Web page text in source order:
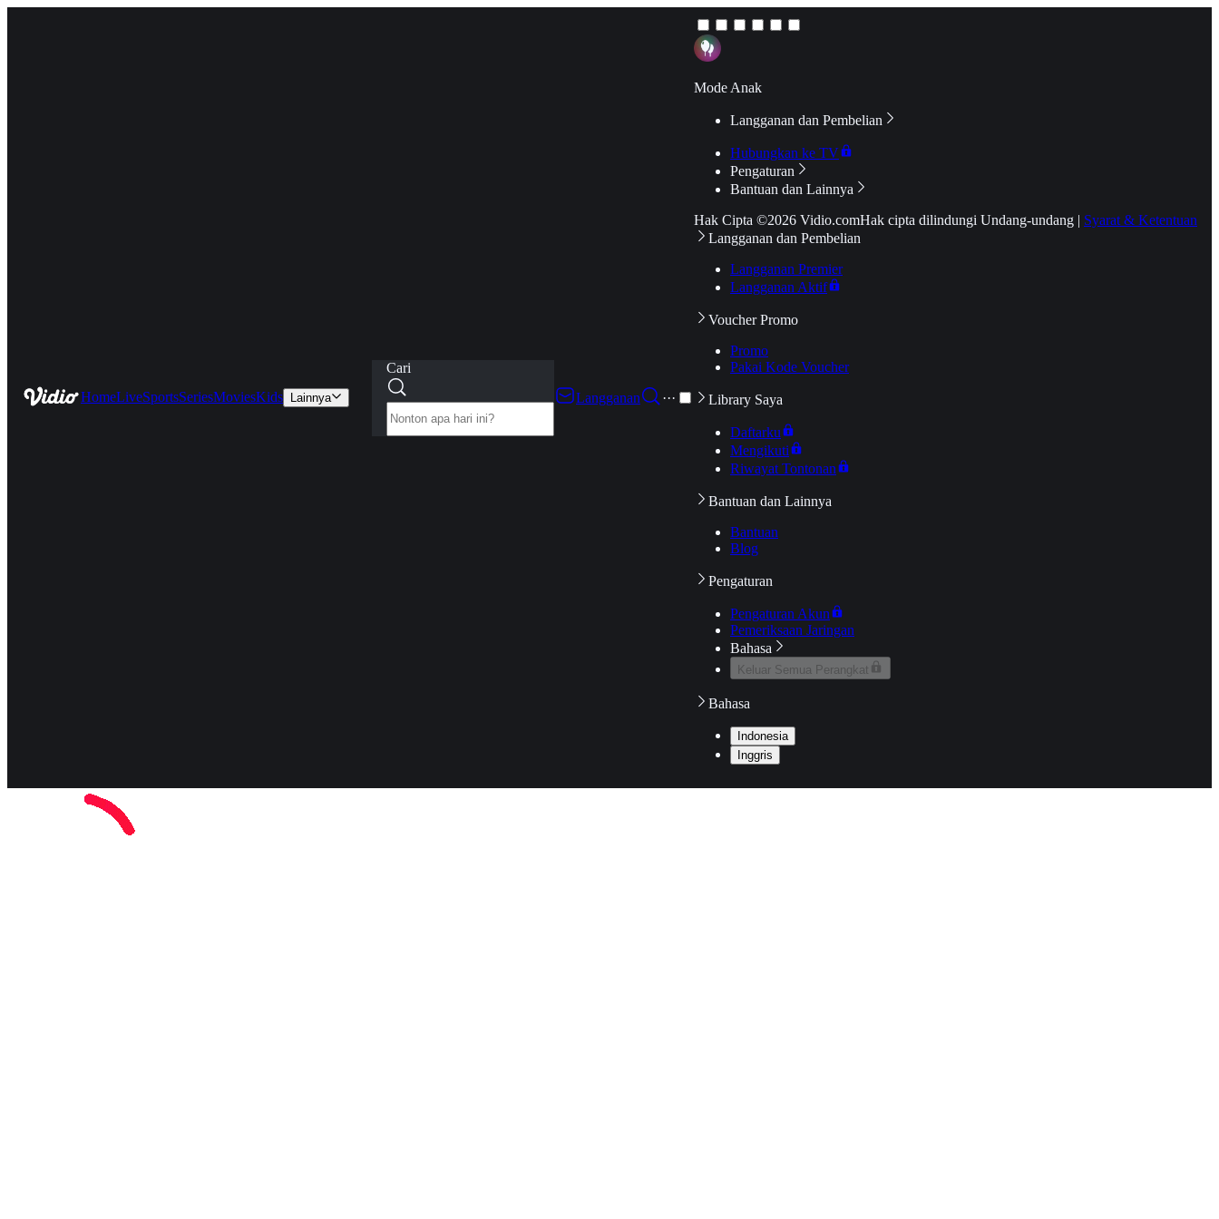
HomeLiveSportsSeriesMoviesKids Lainnya
Cari
Langganan
···
Mode Anak
Langganan dan Pembelian
Hubungkan ke TV
Pengaturan
Bantuan dan Lainnya
Hak Cipta ©2026 Vidio.comHak cipta dilindungi Undang-undang | Syarat & Ketentuan
Langganan dan Pembelian
Langganan Premier
Langganan Aktif
Voucher Promo
Promo
Pakai Kode Voucher
Library Saya
Daftarku
Mengikuti
Riwayat Tontonan
Bantuan dan Lainnya
Bantuan
Blog
Pengaturan
Pengaturan Akun
Pemeriksaan Jaringan
Bahasa
Keluar Semua Perangkat
Bahasa
Indonesia
Inggris